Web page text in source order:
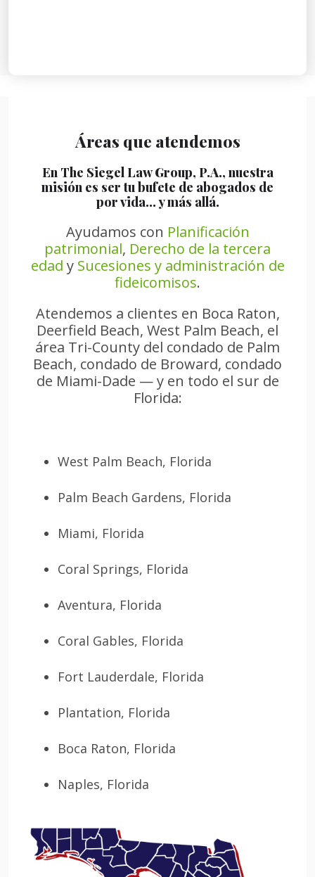
Áreas que atendemos
En The Siegel Law Group, P.A., nuestra
misión es ser tu bufete de abogados de
por vida… y más allá.
Ayudamos con Planificación
patrimonial, Derecho de la tercera
edad y Sucesiones y administración de
fideicomisos.
Atendemos a clientes en Boca Raton,
Deerfield Beach, West Palm Beach, el
área Tri-County del condado de Palm
Beach, condado de Broward, condado
de Miami-Dade — y en todo el sur de
Florida:
West Palm Beach, Florida
Palm Beach Gardens, Florida
Miami, Florida
Coral Springs, Florida
Aventura, Florida
Coral Gables, Florida
Fort Lauderdale, Florida
Plantation, Florida
Boca Raton, Florida
Naples, Florida